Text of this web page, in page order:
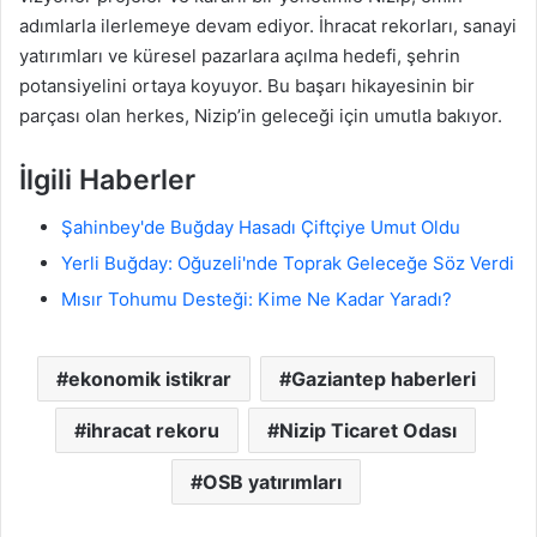
adımlarla ilerlemeye devam ediyor. İhracat rekorları, sanayi
yatırımları ve küresel pazarlara açılma hedefi, şehrin
potansiyelini ortaya koyuyor. Bu başarı hikayesinin bir
parçası olan herkes, Nizip’in geleceği için umutla bakıyor.
İlgili Haberler
Şahinbey'de Buğday Hasadı Çiftçiye Umut Oldu
Yerli Buğday: Oğuzeli'nde Toprak Geleceğe Söz Verdi
Mısır Tohumu Desteği: Kime Ne Kadar Yaradı?
ekonomik istikrar Gaziantep haberleri
ihracat rekoru Nizip Ticaret Odası
OSB yatırımları